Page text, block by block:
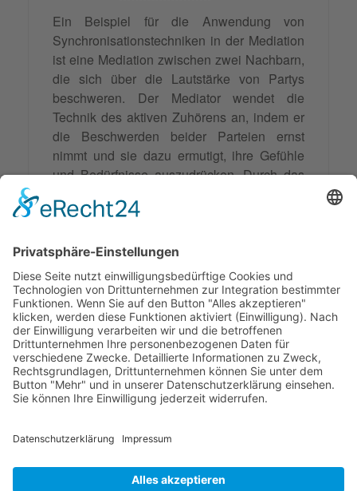
Ein Beispiel für die Anwendung von
Synchronisationstechniken in der Mediation
ist eine Mediation zwischen zwei Nachbarn,
die sich über die Lautstärke von Partys
beschweren. Der Mediator wendet die
Technik des aktiven Zuhörens an, indem er
die Beschwerden beider Parteien ernst
nimmt und sie dazu ermutigt, ihre Gefühle
und Bedürfnisse auszudrücken. Durch das
der Parteien stellt der Mediator sicher, dass
regelmäßige Zusammenfassungen hält der
Mediator die Gespräche auf Kurs und hilft
den Parteien, eine gemeinsame Lösung zu
finden.
© 2026 Frank Hartung Ihr Mediator bei Konflikten in Familie,